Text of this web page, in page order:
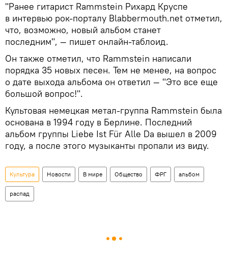
"Ранее гитарист Rammstein Рихард Круспе
в интервью рок-порталу Blabbermouth.net отметил,
что, возможно, новый альбом станет
последним", — пишет онлайн-таблоид.
Он также отметил, что Rammstein написали
порядка 35 новых песен. Тем не менее, на вопрос
о дате выхода альбома он ответил — "Это все еще
большой вопрос!".
Культовая немецкая метал-группа Rammstein была
основана в 1994 году в Берлине. Последний
альбом группы Liebe Ist Für Alle Da вышел в 2009
году, а после этого музыканты пропали из виду.
Культура Новости В мире Общество ФРГ альбом
распад